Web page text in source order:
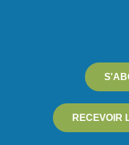
RECEVOIR